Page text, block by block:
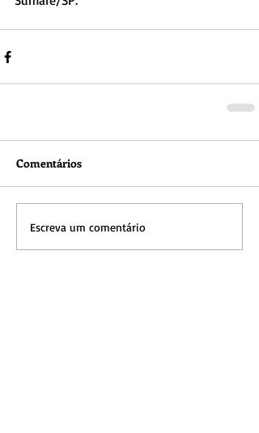
Comentários
Escreva um comentário